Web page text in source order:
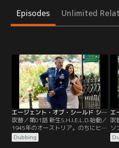
Episodes Unlimited
エージェント・オブ・シールド シーズン2 第01話／吹替【MARVEL】
吹替／第01話 新生S.H.I.E.L.D.始動／
1945年のオーストリア。のちにヒド
ラの北米指導者ホワイトホールとな
るラインハルト中将は「オベリス
Dubbing
吹
ソ
ク
の